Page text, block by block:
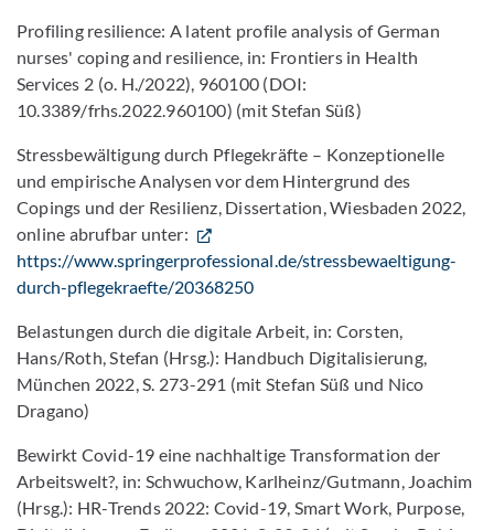
Profiling resilience: A latent profile analysis of German
nurses' coping and resilience, in: Frontiers in Health
Services 2 (o. H./2022), 960100 (DOI:
10.3389/frhs.2022.960100) (mit Stefan Süß)
Stressbewältigung durch Pflegekräfte – Konzeptionelle
und empirische Analysen vor dem Hintergrund des
Copings und der Resilienz, Dissertation, Wiesbaden 2022,
online abrufbar unter:
https://www.springerprofessional.de/stressbewaeltigung-
durch-pflegekraefte/20368250
Belastungen durch die digitale Arbeit, in: Corsten,
Hans/Roth, Stefan (Hrsg.): Handbuch Digitalisierung,
München 2022, S. 273-291 (mit Stefan Süß und Nico
Dragano)
Bewirkt Covid-19 eine nachhaltige Transformation der
Arbeitswelt?, in: Schwuchow, Karlheinz/Gutmann, Joachim
(Hrsg.): HR-Trends 2022: Covid-19, Smart Work, Purpose,